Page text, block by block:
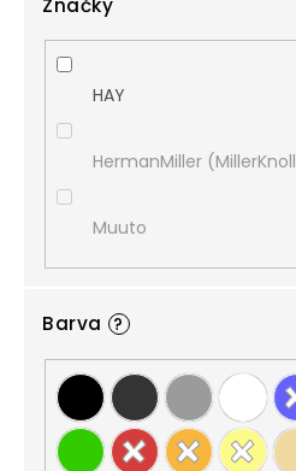
Značky
HAY
HermanMiller
Muuto
Barva ?